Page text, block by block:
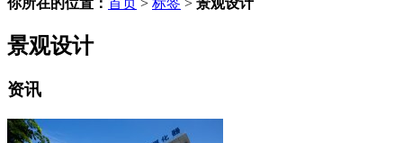
你所在的位置： 首页 > 标签 > 景观设计
景观设计
资讯